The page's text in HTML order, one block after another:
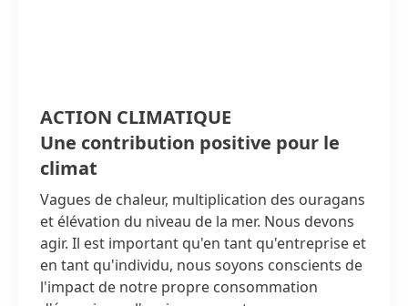
ACTION CLIMATIQUE
Une contribution positive pour le
climat
Vagues de chaleur, multiplication des ouragans
et élévation du niveau de la mer. Nous devons
agir. Il est important qu'en tant qu'entreprise et
en tant qu'individu, nous soyons conscients de
l'impact de notre propre consommation